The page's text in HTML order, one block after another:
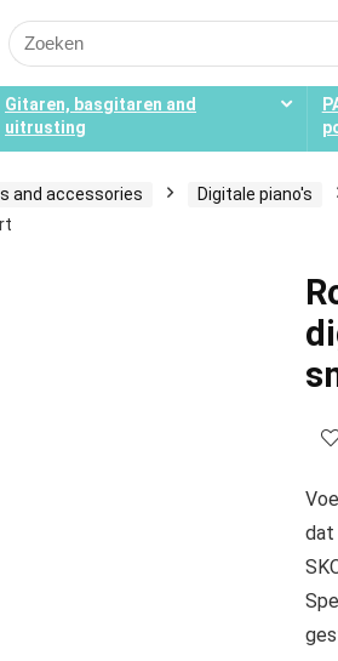
Search
for:
Gitaren, basgitaren and
uitrusting
and accessories Digitale piano's
dat